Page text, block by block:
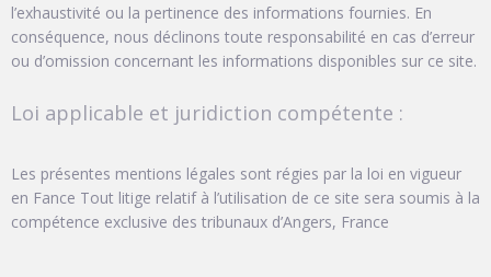
l’exhaustivité ou la pertinence des informations fournies. En
conséquence, nous déclinons toute responsabilité en cas d’erreur
ou d’omission concernant les informations disponibles sur ce site.
Loi applicable et juridiction compétente :
Les présentes mentions légales sont régies par la loi en vigueur
en Fance Tout litige relatif à l’utilisation de ce site sera soumis à la
compétence exclusive des tribunaux d’Angers, France